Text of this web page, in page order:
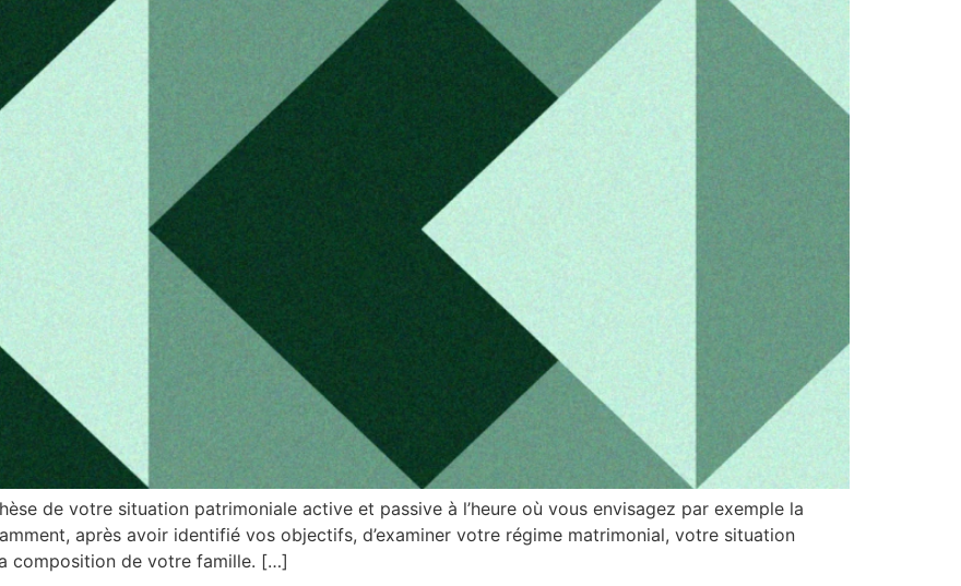
de votre situation patrimoniale active et passive à l’heure où vous envisagez par exemple la
après avoir identifié vos objectifs, d’examiner votre régime matrimonial, votre situation
composition de votre famille. […]